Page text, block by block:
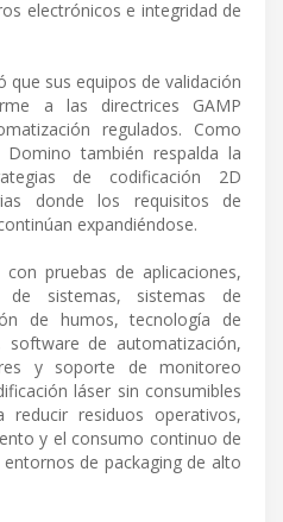
electrónicos e integridad de
que sus equipos de validación
a las directrices GAMP
regulados. Como
también respalda la
de codificación 2D
donde los requisitos de
expandiéndose.
pruebas de aplicaciones,
de sistemas, sistemas de
de humos, tecnología de
software de automatización,
y soporte de monitoreo
láser sin consumibles
residuos operativos,
y el consumo continuo de
de packaging de alto